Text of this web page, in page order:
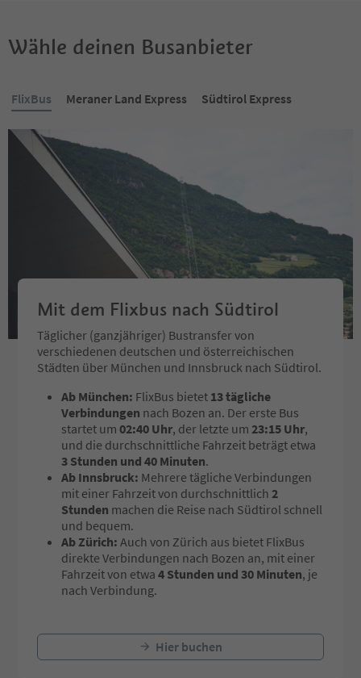
Wähle deinen Busanbieter
FlixBus Meraner Land Express Südtirol Express
Mit dem Flixbus nach Südtirol
Täglicher (ganzjähriger) Bustransfer von
verschiedenen deutschen und österreichischen
Städten über München und Innsbruck nach Südtirol.
Ab München: FlixBus bietet 13 tägliche
Verbindungen nach Bozen an. Der erste Bus
startet um 02:40 Uhr, der letzte um 23:15 Uhr,
und die durchschnittliche Fahrzeit beträgt etwa
3 Stunden und 40 Minuten.
Ab Innsbruck: Mehrere tägliche Verbindungen
mit einer Fahrzeit von durchschnittlich 2
Stunden machen die Reise nach Südtirol schnell
und bequem.
Ab Zürich: Auch von Zürich aus bietet FlixBus
direkte Verbindungen nach Bozen an, mit einer
Fahrzeit von etwa 4 Stunden und 30 Minuten, je
nach Verbindung.
Hier buchen